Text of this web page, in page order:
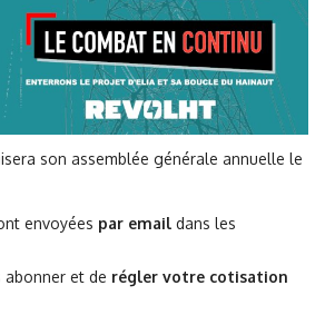
son assemblée générale annuelle le
envoyées par email dans les
abonner et de régler votre cotisation